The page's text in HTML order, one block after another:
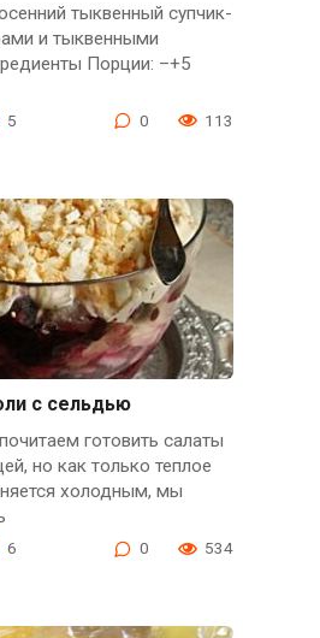
тыквенный супчик-
и тыквенными
Порции: –+5
5 0 113
с сельдью
готовить салаты
но как только теплое
холодным, мы
6 0 534